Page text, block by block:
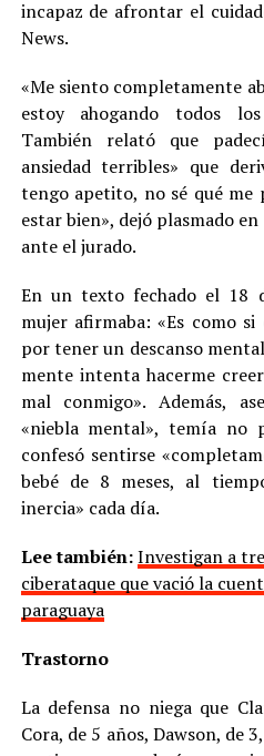
incapaz de afrontar el
News.
«Me siento completamente
estoy ahogando todos
También relató que
ansiedad terribles» que
tengo apetito, no sé qué me
estar bien», dejó plasmado
ante el jurado.
En un texto fechado el 18
mujer afirmaba: «Es como si
por tener un descanso
mente intenta hacerme
mal conmigo». Además,
«niebla mental», temía no
confesó sentirse
bebé de 8 meses, al
inercia» cada día.
Lee también:Investigan a
ciberataque que vació la
paraguaya
Trastorno
La defensa no niega que
Cora, de 5 años, Dawson, de